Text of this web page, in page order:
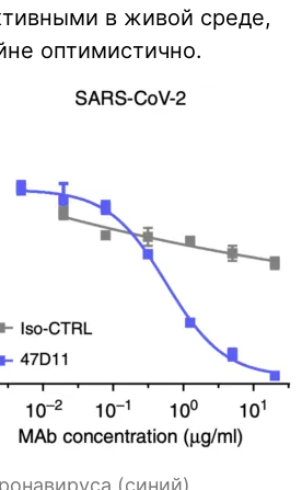
в живой среде,
оптимистично.
(синий)